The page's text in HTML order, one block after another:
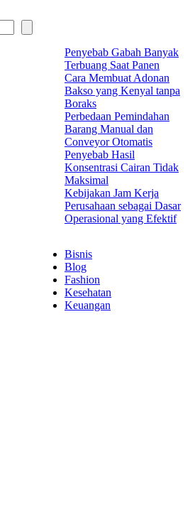
Penyebab Gabah Banyak
Terbuang Saat Panen
Cara Membuat Adonan
Bakso yang Kenyal tanpa
Boraks
Perbedaan Pemindahan
Barang Manual dan
Conveyor Otomatis
Penyebab Hasil
Konsentrasi Cairan Tidak
Maksimal
Kebijakan Jam Kerja
Perusahaan sebagai Dasar
Operasional yang Efektif
Bisnis
Blog
Fashion
Kesehatan
Keuangan